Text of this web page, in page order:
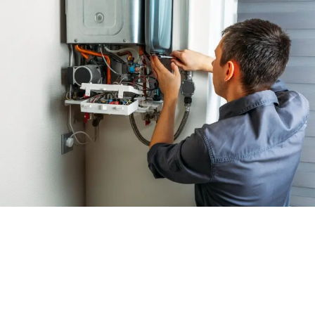
hissesi satın almış ve bu suretle LNG Hub şirketinin
dolaylı hissedarı olmuştur.
Naturelgaz Genel Müdürü Hasan Tahsin Turan,
“2025 yılında da önceki yıllarda olduğu gibi
büyümeye ve operasyonel verimliliğe
odaklanılırken, şirketin uluslararası bir yapıya
geçişini destekleyen ilk stratejik adımlarını hayata
geçirdik” dedi. Ayrıca Muş’un Bulanık ilçesinde
devreye alınan güneş enerjisi santralinde (GES)
üretime başlandığını aktaran Turan, güçlü
operasyonel performans sayesinde FAVÖK’ün yıllık